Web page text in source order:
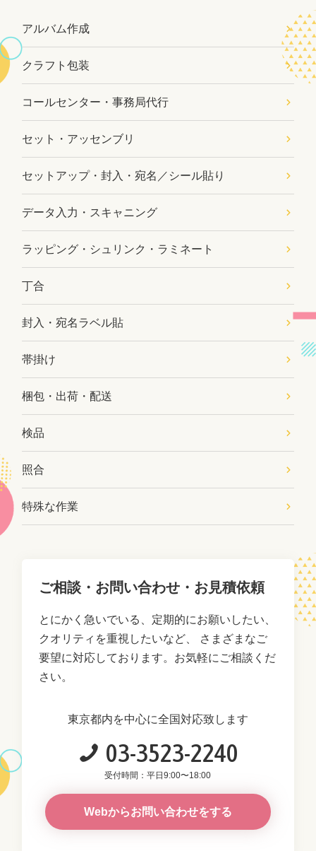
アルバム作成
クラフト包装
コールセンター・事務局代行
セット・アッセンブリ
セットアップ・封入・宛名／シール貼り
データ入力・スキャニング
ラッピング・シュリンク・ラミネート
丁合
封入・宛名ラベル貼
帯掛け
梱包・出荷・配送
検品
照合
特殊な作業
ご相談・お問い合わせ・お見積依頼
とにかく急いでいる、定期的にお願いしたい、
クオリティを重視したいなど、
さまざまなご
要望に対応しております。お気軽にご相談くだ
さい。
東京都内を中心に全国対応致します
03-3523-2240
受付時間：平日9:00〜18:00
Webからお問い合わせをする